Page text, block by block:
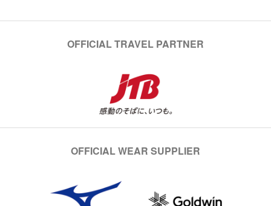
OFFICIAL TRAVEL PARTNER
OFFICIAL WEAR SUPPLIER